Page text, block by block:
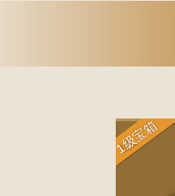
1级宝箱